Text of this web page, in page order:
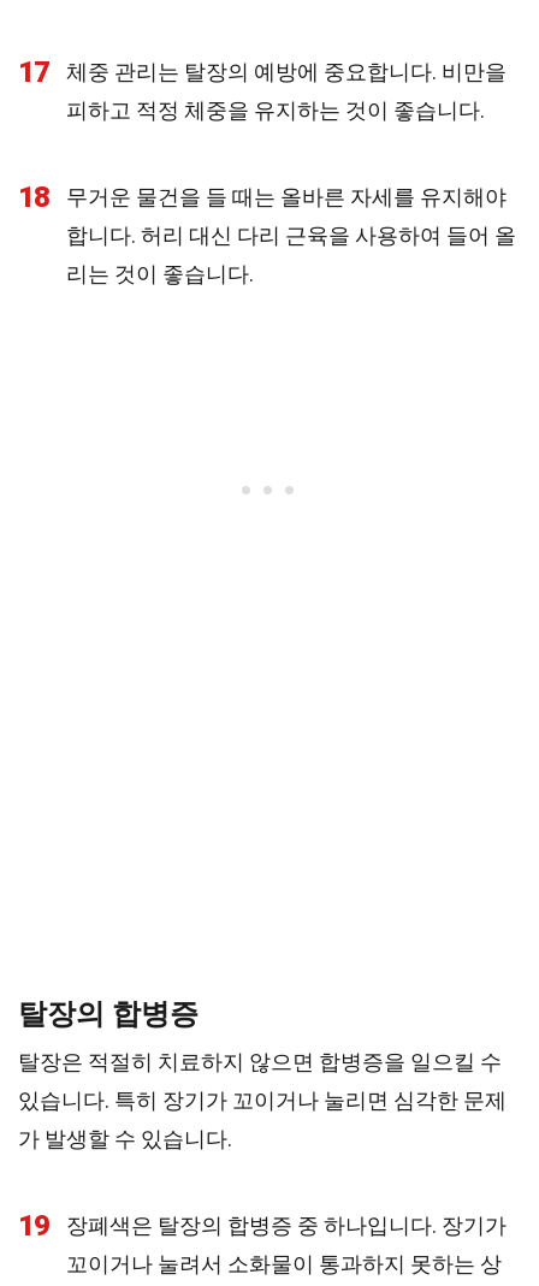
17
체중 관리는 탈장의 예방에 중요합니다. 비만을
피하고 적정 체중을 유지하는 것이 좋습니다.
18
무거운 물건을 들 때는 올바른 자세를 유지해야
합니다. 허리 대신 다리 근육을 사용하여 들어 올
리는 것이 좋습니다.
탈장의 합병증
탈장은 적절히 치료하지 않으면 합병증을 일으킬 수
있습니다. 특히 장기가 꼬이거나 눌리면 심각한 문제
가 발생할 수 있습니다.
19
장폐색은 탈장의 합병증 중 하나입니다. 장기가
꼬이거나 눌려서 소화물이 통과하지 못하는 상